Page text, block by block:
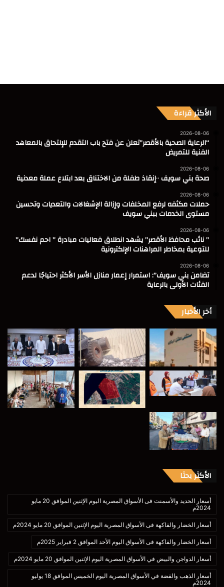
الأكثر قراءة
2026-08-06
“الرعاية الصحية بالأقصر”تعلن عن فتح باب التقدم للإلتحاق بالمعاهد
الفنية للتمريض
2026-08-06
صحة بني سويف ٠٠إنقاذ طفلة من الاختناق بعد ابتلاع عملة معدنية
2026-08-06
حملات مكثفه لرفع المخلفات وإزالة الإشغالات والتعديات وتحسين
مستوى الخدمات ببني سويف
2026-08-06
” نائب محافظ الأقصر” يشهد انطلاق فعاليات مبادرة ” احم نفسك”
للتوعية بمخاطر المراهنات الإلكترونية
2026-08-06
تضامن بني سويف”: استمرار إعمار منازل الأسر الأكثر احتياجًا لدعم
الفئات الأولى بالرعاية
أخر الأخبار
الأكثر بحثا
أسعار الحديد والأسمنت فى الأسواق المصرية اليوم الإثنين الموافق 20 مايو
2024م
أسعار الخضار والفاكهة فى الأسواق المصرية اليوم الإثنين الموافق 20 مايو 2024م
أسعار الخضار والفاكهة فى الأسواق اليوم الأحد الموافق 2 فبراير 2025م
أسعار الدواجن والبيض في الأسواق المصرية اليوم الإثنين الموافق 20 مايو 2024م
أسعار الذهب والفضة في الأسواق المصرية اليوم الخميس الموافق 18 يوليو
2024م